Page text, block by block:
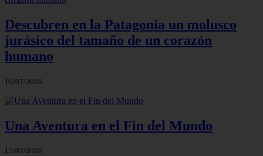
Descubren en la Patagonia un molusco
jurásico del tamaño de un corazón
humano
16/07/2026
Una Aventura en el Fin del Mundo
15/07/2026